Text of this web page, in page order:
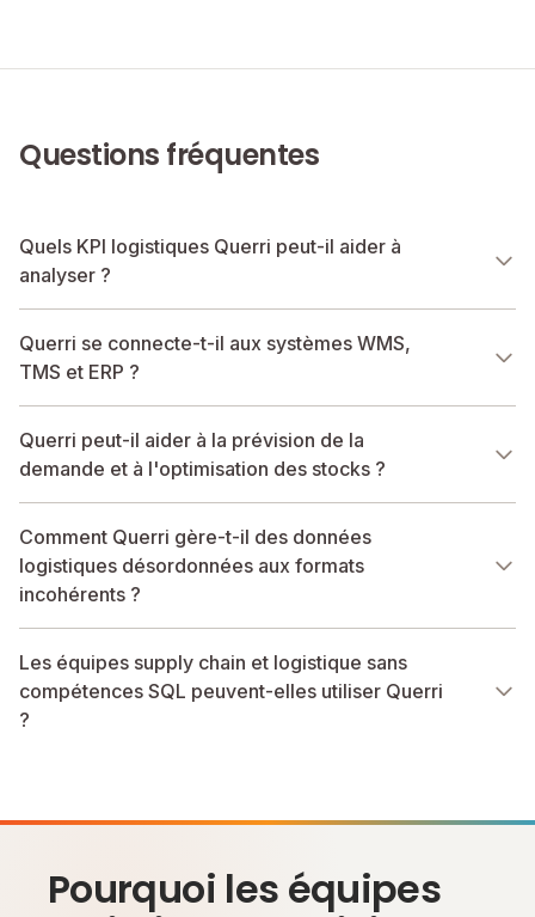
Questions fréquentes
Quels KPI logistiques Querri peut-il aider à
analyser ?
Querri se connecte-t-il aux systèmes WMS,
TMS et ERP ?
Querri peut-il aider à la prévision de la
demande et à l'optimisation des stocks ?
Comment Querri gère-t-il des données
logistiques désordonnées aux formats
incohérents ?
Les équipes supply chain et logistique sans
compétences SQL peuvent-elles utiliser Querri
?
Pourquoi les équipes